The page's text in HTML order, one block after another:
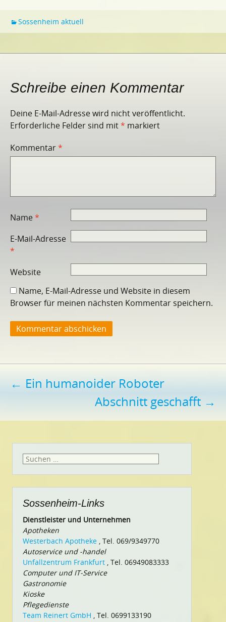
Sossenheim aktuell
Schreibe einen Kommentar
Deine E-Mail-Adresse wird nicht veröffentlicht.
Erforderliche Felder sind mit* markiert
Kommentar*
Name*
E-Mail-Adresse
*
Website
Name, E-Mail-Adresse und Website in diesem
Browser für meinen nächsten Kommentar speichern.
Beitragsnavigation
← Ein humanoider Roboter
Abschnitt geschafft →
Suchen
Sossenheim-Links
Dienstleister und Unternehmen
Apotheken
Westerbach Apotheke , Tel. 069/9349770
Autoservice und -handel
Unfallzentrum Frankfurt , Tel. 06949083333
Computer und IT-Service
Gastronomie
Kioske
Pflegedienste
Team Reinert GmbH , Tel. 0699133190